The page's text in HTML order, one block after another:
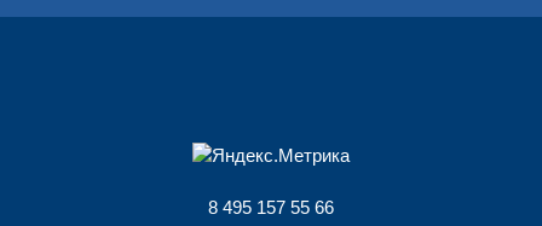
8 495 157 55 66